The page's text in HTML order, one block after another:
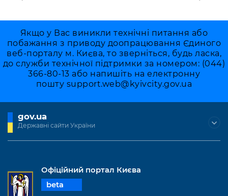
Якщо у Вас виникли технічні питання або
побажання з приводу доопрацювання Єдиного
веб-порталу м. Києва, то зверніться, будь ласка,
до служби технічної підтримки за номером: (044)
366-80-13 або напишіть на електронну
пошту support.web@kyivcity.gov.ua
gov.ua
Державні сайти України
Офіційний портал Києва
beta